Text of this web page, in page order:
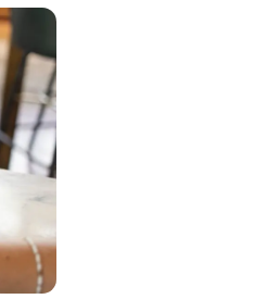
全免，管好全店、无合约。
智能硬件方案
自助点餐机
自助点餐Kiosk，
顾客自助下单支付，人工最高省
30%，新客立享5折。